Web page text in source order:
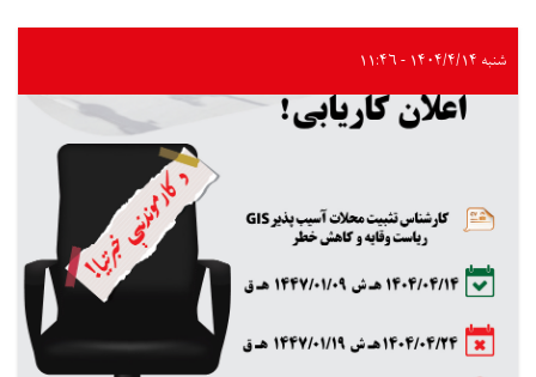
شنبه ۱۴۰۴/۴/۱۴ - ۱۱:۴۶